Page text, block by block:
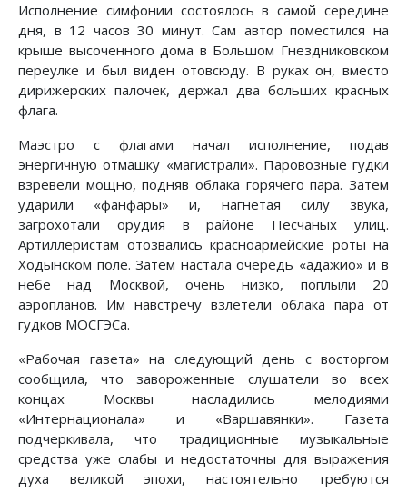
Исполнение симфонии состоялось в самой середине
дня, в 12 часов 30 минут. Сам автор поместился на
крыше высоченного дома в Большом Гнездниковском
переулке и был виден отовсюду. В руках он, вместо
дирижерских палочек, держал два больших красных
флага.
Маэстро с флагами начал исполнение, подав
энергичную отмашку «магистрали». Паровозные гудки
взревели мощно, подняв облака горячего пара. Затем
ударили «фанфары» и, нагнетая силу звука,
загрохотали орудия в районе Песчаных улиц.
Артиллеристам отозвались красноармейские роты на
Ходынском поле. Затем настала очередь «адажио» и в
небе над Москвой, очень низко, поплыли 20
аэропланов. Им навстречу взлетели облака пара от
гудков МОСГЭСа.
«Рабочая газета» на следующий день с восторгом
сообщила, что завороженные слушатели во всех
концах Москвы насладились мелодиями
«Интернационала» и «Варшавянки». Газета
подчеркивала, что традиционные музыкальные
средства уже слабы и недостаточны для выражения
духа великой эпохи, настоятельно требуются